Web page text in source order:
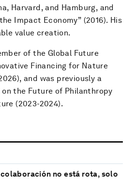
Harvard, and Hamburg, and
Impact Economy” (2016). His
value creation.
of the Global Future
Financing for Nature
and was previously a
on the Future of Philanthropy
(2023-2024).
colaboración no está rota, solo